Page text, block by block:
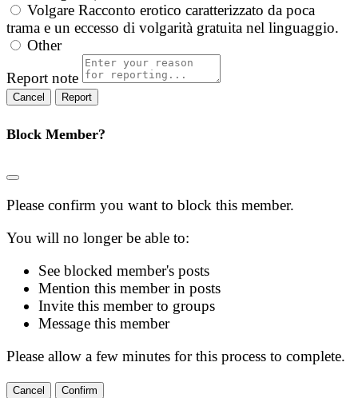
Volgare Racconto erotico caratterizzato da poca
trama e un eccesso di volgarità gratuita nel linguaggio.
Other
Report note
Report
Block Member?
Please confirm you want to block this member.
You will no longer be able to:
See blocked member's posts
Mention this member in posts
Invite this member to groups
Message this member
Please allow a few minutes for this process to complete.
Confirm